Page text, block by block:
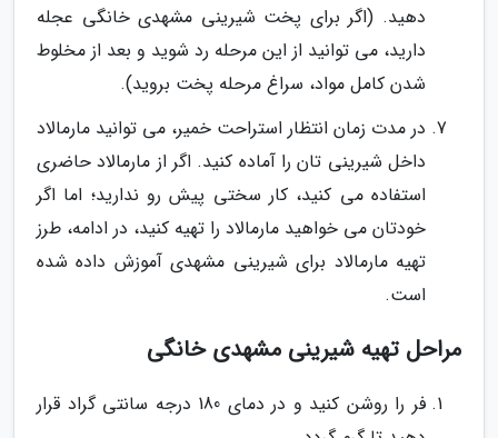
دهید. (اگر برای پخت شیرینی مشهدی خانگی عجله
دارید، می توانید از این مرحله رد شوید و بعد از مخلوط
شدن کامل مواد، سراغ مرحله پخت بروید).
در مدت زمان انتظار استراحت خمیر، می توانید مارمالاد
داخل شیرینی تان را آماده کنید. اگر از مارمالاد حاضری
استفاده می کنید، کار سختی پیش رو ندارید؛ اما اگر
خودتان می خواهید مارمالاد را تهیه کنید، در ادامه، طرز
تهیه مارمالاد برای شیرینی مشهدی آموزش داده شده
است.
مراحل تهیه شیرینی مشهدی خانگی
فر را روشن کنید و در دمای 180 درجه سانتی گراد قرار